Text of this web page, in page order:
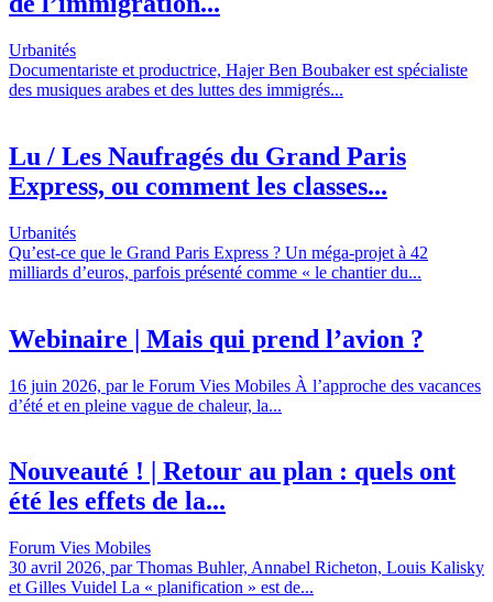
Urbanités
Documentariste et productrice, Hajer Ben Boubaker est spécialiste
des musiques arabes et des luttes des immigrés...
Lu / Les Naufragés du Grand Paris
Express, ou comment les classes...
Urbanités
Qu’est-ce que le Grand Paris Express ? Un méga-projet à 42
milliards d’euros, parfois présenté comme « le chantier du...
Webinaire | Mais qui prend l’avion ?
16 juin 2026, par le Forum Vies Mobiles À l’approche des vacances
d’été et en pleine vague de chaleur, la...
Nouveauté ! | Retour au plan : quels ont
été les effets de la...
Forum Vies Mobiles
30 avril 2026, par Thomas Buhler, Annabel Richeton, Louis Kalisky
et Gilles Vuidel La « planification » est de...